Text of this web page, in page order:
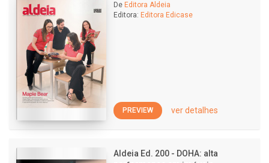
De Editora Aldeia
Editora: Editora Edicase
PREVIEW ver detalhes
Aldeia Ed. 200 - DOHA: alta